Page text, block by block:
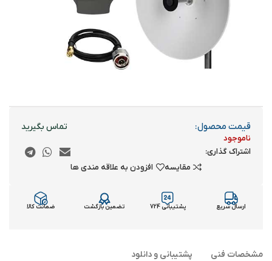
قیمت محصول:
ناموجود
اشتراک گذاری:
مقایسه
افزودن به علاقه مندی ها
ارسال سریع پشتیبانی 724 تضمین بازگشت ضمانت کالا
مشخصات فنی پشتیبانی و دانلود